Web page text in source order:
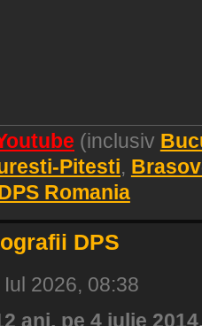
(inclusiv
Pitesti,
Romania
DPS
2026, 08:38
ani, pe 4 iulie